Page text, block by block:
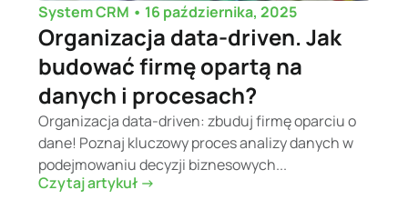
System CRM • 16 października, 2025
Organizacja data-driven. Jak
budować firmę opartą na
danych i procesach?
Organizacja data-driven: zbuduj firmę oparciu o
dane! Poznaj kluczowy proces analizy danych w
podejmowaniu decyzji biznesowych...
Czytaj artykuł ->